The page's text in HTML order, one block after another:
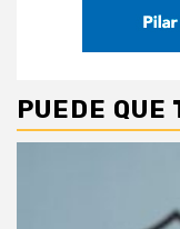
PUEDE QUE